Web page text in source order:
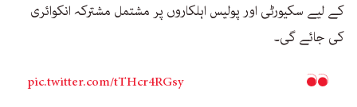
کے لیے سکیورٹی اور پولیس اہلکاروں پر مشتمل مشترکہ انکوائری
کی جائے گی۔
pic.twitter.com/tTHcr4RGsy